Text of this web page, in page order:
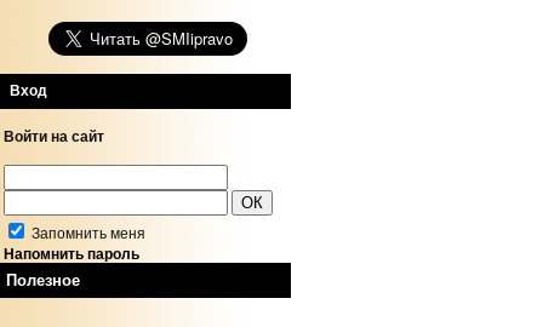
Вход
Войти на сайт
Запомнить меня
Напомнить пароль
Полезное